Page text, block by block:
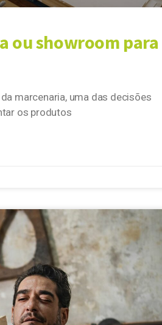
ou showroom para
marcenaria, uma das decisões
os produtos